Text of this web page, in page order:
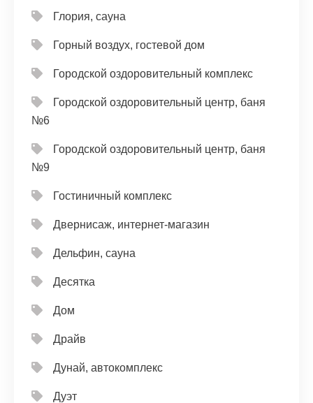
Глория, сауна
Горный воздух, гостевой дом
Городской оздоровительный комплекс
Городской оздоровительный центр, баня
№6
Городской оздоровительный центр, баня
№9
Гостиничный комплекс
Двернисаж, интернет-магазин
Дельфин, сауна
Десятка
Дом
Драйв
Дунай, автокомплекс
Дуэт